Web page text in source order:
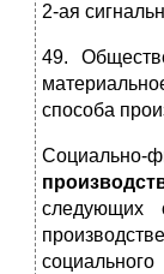
2-ая
49.
способа
Социально-
следующих